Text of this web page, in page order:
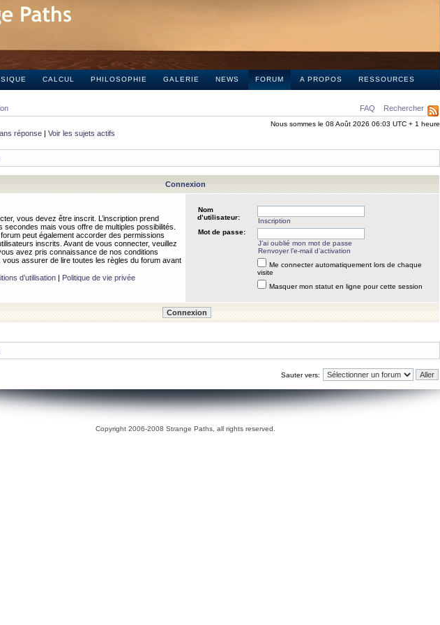
CALCUL PHILOSOPHIE GALERIE NEWS FORUM A PROPOS RESSOURCES
FAQ Rechercher
Nous sommes le 08 Août 2026 06:03 UTC + 1 heure
réponse | Voir les sujets actifs
Connexion
vous devez être inscrit. L’inscription prend
secondes mais vous offre de multiples possibilités.
forum peut également accorder des permissions
inscrits. Avant de vous connecter, veuillez
avez pris connaissance de nos conditions
vous assurer de lire toutes les règles du forum avant
d’utilisation| Politique de vie privée
Nom
d’utilisateur:
Inscription
Mot de passe:
J’ai oublié mon mot de passe
Renvoyer l’e-mail d’activation
Me connecter automatiquement lors de chaque
visite
Masquer mon statut en ligne pour cette session
Sauter vers:
Copyright 2006-2008 Strange Paths, all rights reserved.